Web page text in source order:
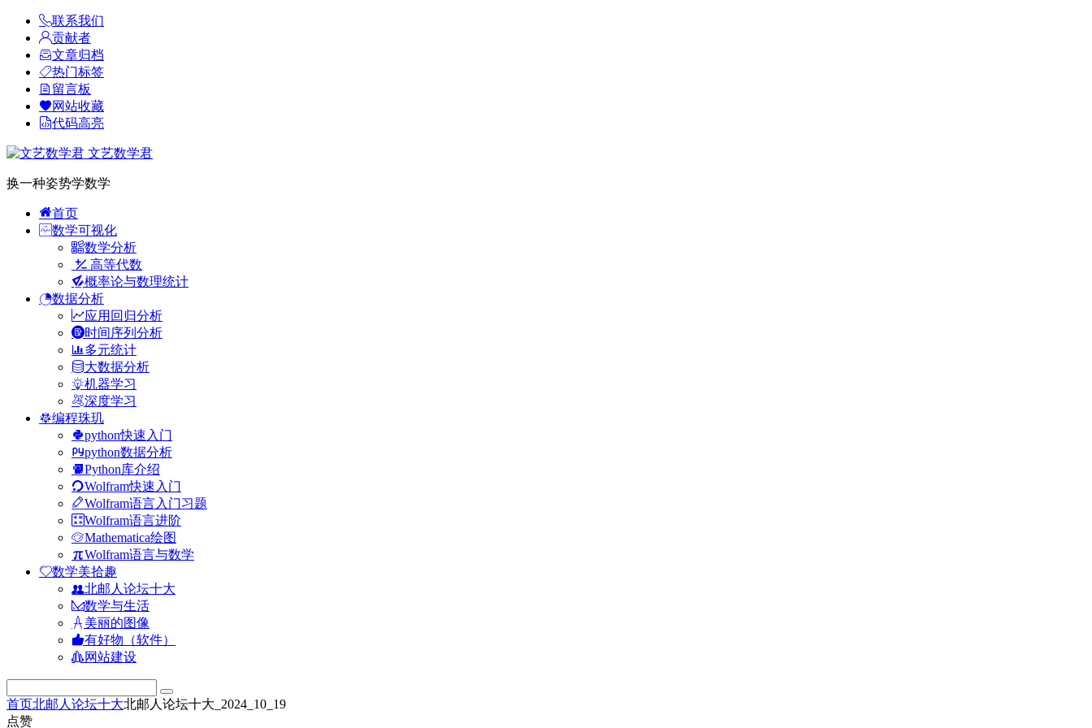
联系我们
贡献者
文章归档
热门标签
留言板
网站收藏
代码高亮
文艺数学君
换一种姿势学数学
首页
数学可视化
数学分析
高等代数
概率论与数理统计
数据分析
应用回归分析
时间序列分析
多元统计
大数据分析
机器学习
深度学习
编程珠玑
python快速入门
python数据分析
Python库介绍
Wolfram快速入门
Wolfram语言入门习题
Wolfram语言进阶
Mathematica绘图
Wolfram语言与数学
数学美拾趣
北邮人论坛十大
数学与生活
美丽的图像
有好物（软件）
网站建设
首页北邮人论坛十大北邮人论坛十大_2024_10_19
点赞